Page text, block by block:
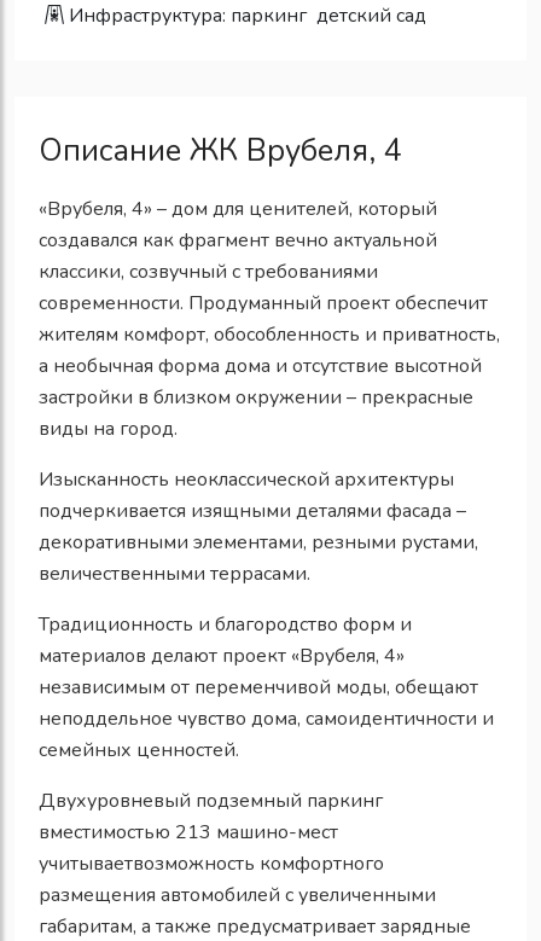
Инфраструктура: паркинг детский сад
Описание ЖК Врубеля, 4
«Врубеля, 4» – дом для ценителей, который
создавался как фрагмент вечно актуальной
классики, созвучный с требованиями
современности. Продуманный проект обеспечит
жителям комфорт, обособленность и приватность,
а необычная форма дома и отсутствие высотной
застройки в близком окружении – прекрасные
виды на город.
Изысканность неоклассической архитектуры
подчеркивается изящными деталями фасада –
декоративными элементами, резными рустами,
величественными террасами.
Традиционность и благородство форм и
материалов делают проект «Врубеля, 4»
независимым от переменчивой моды, обещают
неподдельное чувство дома, самоидентичности и
семейных ценностей.
Двухуровневый подземный паркинг
вместимостью 213 машино-мест
учитываетвозможность комфортного
размещения автомобилей с увеличенными
габаритам, а также предусматривает зарядные